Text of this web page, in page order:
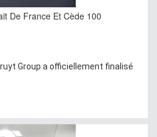
De France Et Cède 100
Group a officiellement finalisé